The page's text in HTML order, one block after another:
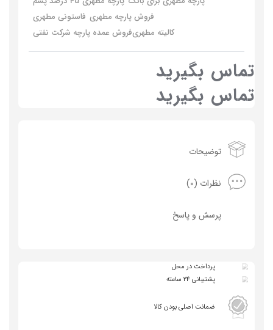
فاستونی مطهری فروش پارچه مطهری
فروش عمده پارچه شرکت نفتیکالیته مطهری
تماس بگیرید
تماس بگیرید
توضیحات
نظرات (0)
پرسش و پاسخ
پرداخت در محل
پشتیبانی 24 ساعته
ضمانت اصلی بودن کالا